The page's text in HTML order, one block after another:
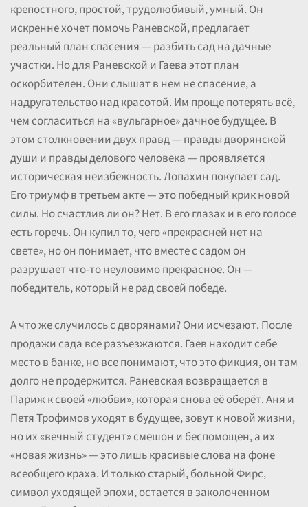
крепостного, простой, трудолюбивый, умный. Он
искренне хочет помочь Раневской, предлагает
реальный план спасения — разбить сад на дачные
участки. Но для Раневской и Гаева этот план
оскорбителен. Они слышат в нем не спасение, а
надругательство над красотой. Им проще потерять всё,
чем согласиться на «вульгарное» дачное будущее. В
этом столкновении двух правд — правды дворянской
души и правды делового человека — проявляется
историческая неизбежность. Лопахин покупает сад.
Его триумф в третьем акте — это победный крик новой
силы. Но счастлив ли он? Нет. В его глазах и в его голосе
есть горечь. Он купил то, чего «прекрасней нет на
свете», но он понимает, что вместе с садом он
разрушает что-то неуловимо прекрасное. Он —
победитель, который не рад своей победе.
А что же случилось с дворянами? Они исчезают. После
продажи сада все разъезжаются. Гаев находит себе
место в банке, но все понимают, что это фикция, он там
долго не продержится. Раневская возвращается в
Париж к своей «любви», которая снова её оберёт. Аня и
Петя Трофимов уходят в будущее, зовут к новой жизни,
но их «вечный студент» смешон и беспомощен, а их
«новая жизнь» — это лишь красивые слова на фоне
всеобщего краха. И только старый, больной Фирс,
символ уходящей эпохи, остается в заколоченном